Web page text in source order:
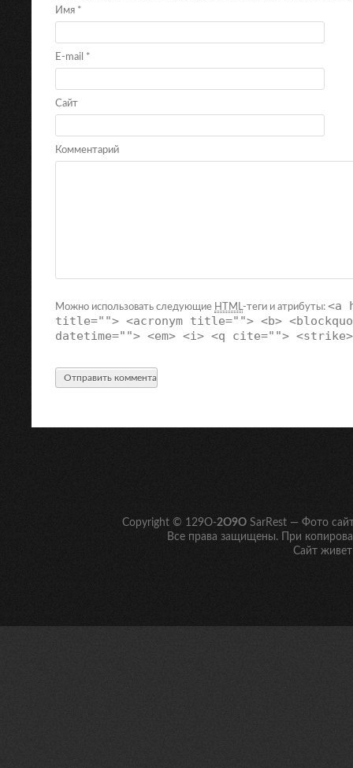
Имя *
E-mail *
Сайт
Комментарий
Можно использовать следующие HTML -теги и атрибуты: <a
title=""> <acronym title=""> <b>
datetime=""> <em> <i> <q cite="">
Copyright © 129O-2O9O SarRest — Фото
Все права защищены. При
Сайт живет